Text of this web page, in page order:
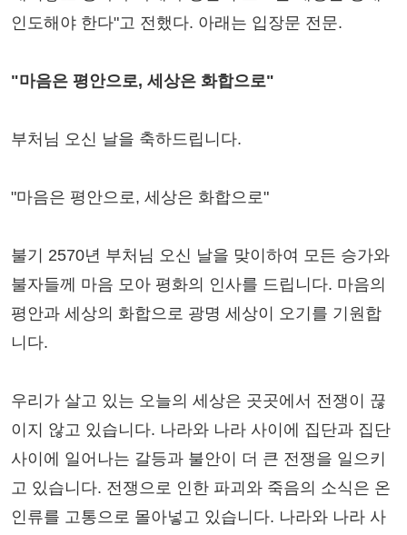
인도해야 한다"고 전했다. 아래는 입장문 전문.
"마음은 평안으로, 세상은 화합으로"
부처님 오신 날을 축하드립니다.
"마음은 평안으로, 세상은 화합으로"
불기 2570년 부처님 오신 날을 맞이하여 모든 승가와
불자들께 마음 모아 평화의 인사를 드립니다. 마음의
평안과 세상의 화합으로 광명 세상이 오기를 기원합
니다.
우리가 살고 있는 오늘의 세상은 곳곳에서 전쟁이 끊
이지 않고 있습니다. 나라와 나라 사이에 집단과 집단
사이에 일어나는 갈등과 불안이 더 큰 전쟁을 일으키
고 있습니다. 전쟁으로 인한 파괴와 죽음의 소식은 온
인류를 고통으로 몰아넣고 있습니다. 나라와 나라 사